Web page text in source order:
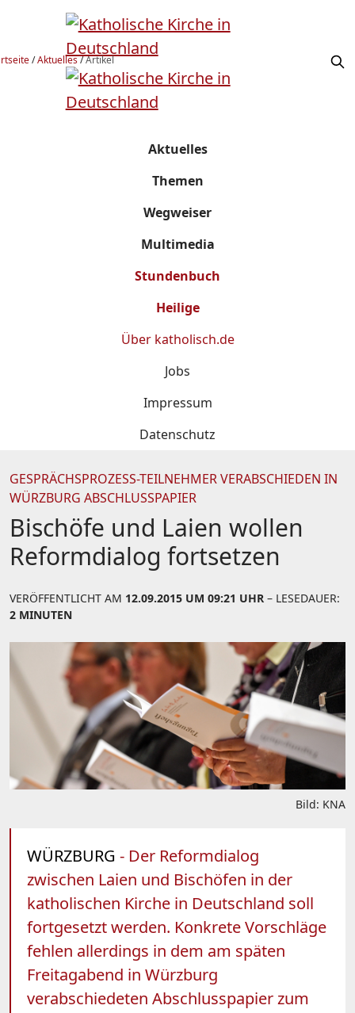
/Aktuelles/Artikel
Aktuelles
Themen
Wegweiser
Multimedia
Stundenbuch
Heilige
Über katholisch.de
Jobs
Impressum
Datenschutz
GESPRÄCHSPROZESS-TEILNEHMER VERABSCHIEDEN IN
WÜRZBURG ABSCHLUSSPAPIER
Bischöfe und Laien wollen
Reformdialog fortsetzen
VERÖFFENTLICHT AM 12.09.2015 UM 09:21 UHR – LESEDAUER:
2 MINUTEN
Bild: KNA
WÜRZBURG - Der Reformdialog
zwischen Laien und Bischöfen in der
katholischen Kirche in Deutschland soll
fortgesetzt werden. Konkrete Vorschläge
fehlen allerdings in dem am späten
Freitagabend in Würzburg
verabschiedeten Abschlusspapier zum